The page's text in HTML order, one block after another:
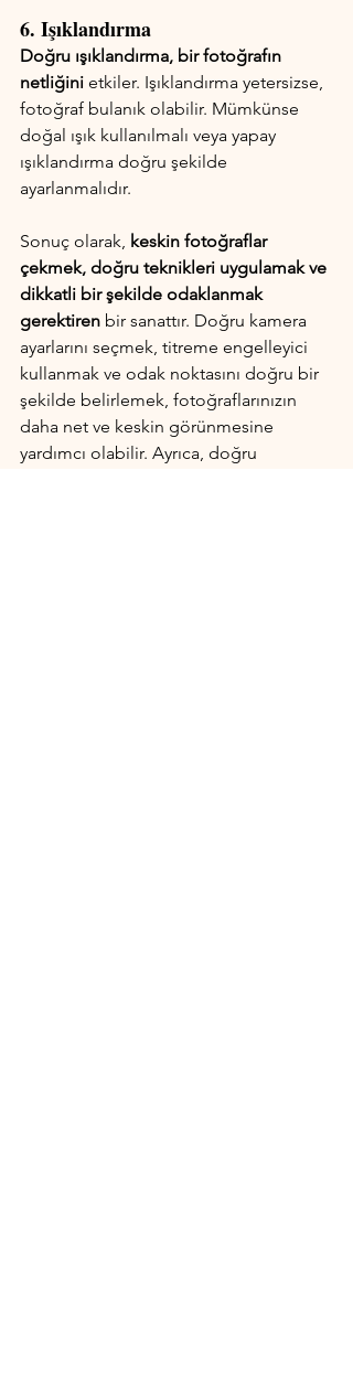
6. Işıklandırma
Doğru ışıklandırma, bir fotoğrafın
netliğini etkiler. Işıklandırma yetersizse,
fotoğraf bulanık olabilir. Mümkünse
doğal ışık kullanılmalı veya yapay
ışıklandırma doğru şekilde
ayarlanmalıdır.
Sonuç olarak, keskin fotoğraflar
çekmek, doğru teknikleri uygulamak ve
dikkatli bir şekilde odaklanmak
gerektiren bir sanattır. Doğru kamera
ayarlarını seçmek, titreme engelleyici
kullanmak ve odak noktasını doğru bir
şekilde belirlemek, fotoğraflarınızın
daha net ve keskin görünmesine
yardımcı olabilir. Ayrıca, doğru